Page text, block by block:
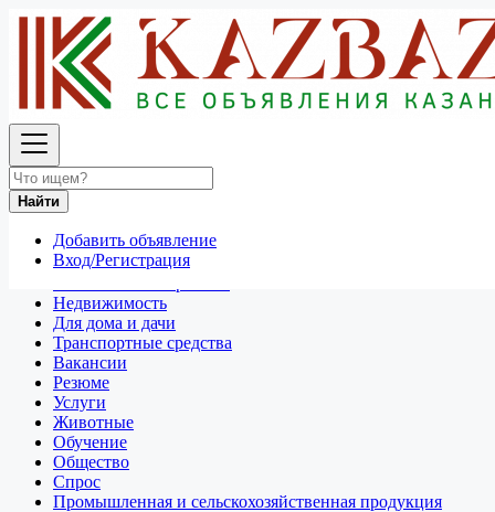
Найти
Добавить объявление
Вход/Регистрация
Транспортные средства
Все объявления в 50 км around Владимир
Разное
Личные вещи
Недвижимость
Для дома и дачи
Транспортные средства
Вакансии
Резюме
Услуги
Животные
Обучение
Общество
Спрос
Промышленная и сельскохозяйственная продукция